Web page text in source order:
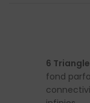
6
fond